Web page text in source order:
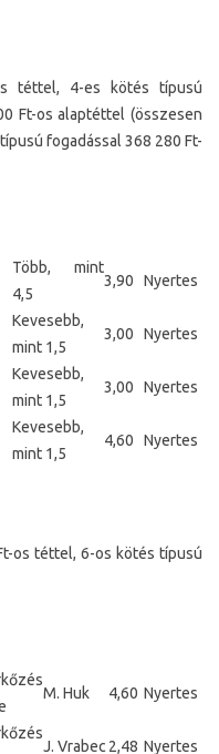
téttel, 4-es kötés típusú
Ft-os alaptéttel (összesen
fogadással 368 280 Ft-
Több, mint
4,5
3,90 Nyertes
Kevesebb,
mint 1,5
3,00 Nyertes
Kevesebb,
mint 1,5
3,00 Nyertes
Kevesebb,
mint 1,5
4,60 Nyertes
os téttel, 6-os kötés típusú
M. Huk 4,60 Nyertes
J. Vrabec2,48 Nyertes